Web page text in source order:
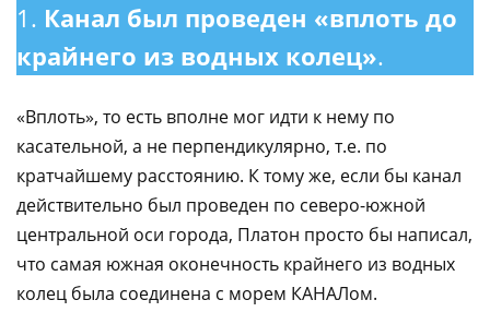
1. Канал был проведен «вплоть до
крайнего из водных колец».
«Вплоть», то есть вполне мог идти к нему по
касательной, а не перпендикулярно, т.е. по
кратчайшему расстоянию. К тому же, если бы канал
действительно был проведен по северо-южной
центральной оси города, Платон просто бы написал,
что самая южная оконечность крайнего из водных
колец была соединена с морем КАНАЛом.